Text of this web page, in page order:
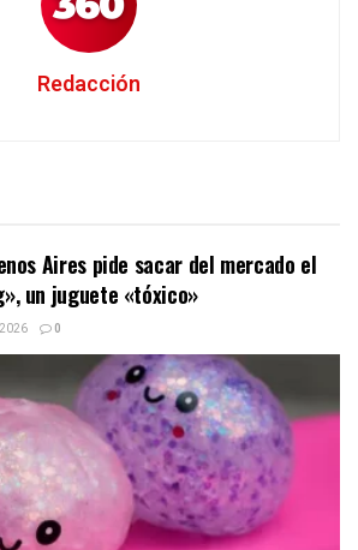
Redacción
Aires pide sacar del mercado el
un juguete «tóxico»
0